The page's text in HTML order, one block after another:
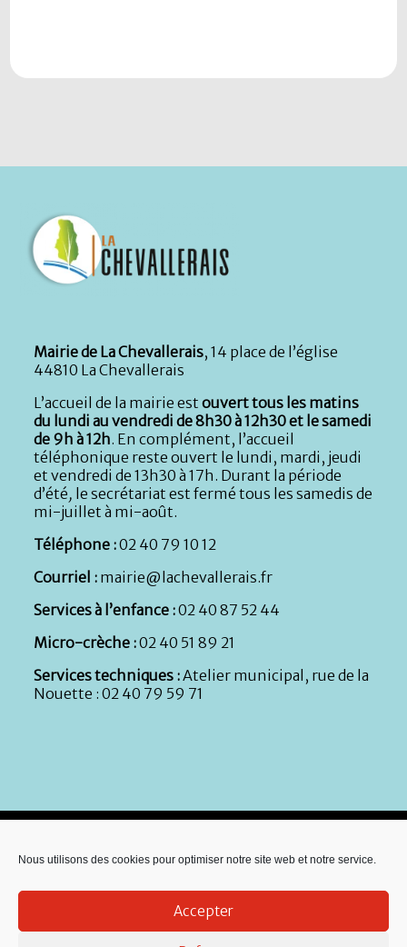
Nous utilisons des cookies pour optimiser notre site web et notre service.
Accepter
Mairie de La Chevallerais, 14 place de l’église
44810 La Chevallerais
L’accueil de la mairie estouvert tous les matins
du lundi au vendredi de 8h30 à 12h30 et le samedi
de 9h à 12h. En complément, l’accueil
téléphonique reste ouvert le lundi, mardi, jeudi
et vendredi de 13h30 à 17h. Durant la période
d’été, le secrétariat est fermé tous les samedis de
mi-juillet à mi-août.
Téléphone :02 40 79 10 12
Courriel : mairie@lachevallerais.fr
Services à l’enfance :02 40 87 52 44
Micro-crèche :02 40 51 89 21
Services techniques :Atelier municipal, rue de la
Nouette : 02 40 79 59 71